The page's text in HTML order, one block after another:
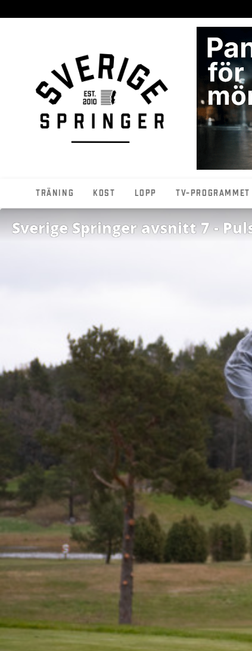
Träning Kost Lopp TV-programmet